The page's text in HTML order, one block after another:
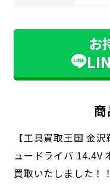
お
【工具買取王国 金
ュードライバ 14.4V
買取いたしました！！